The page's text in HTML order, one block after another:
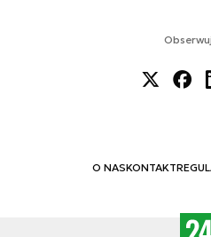
O NASKONTAKT